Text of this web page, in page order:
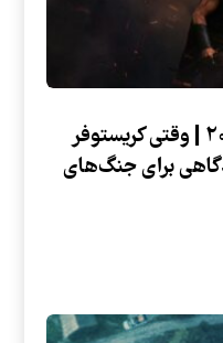
بررسی و نقد فیلم ادیسه ۲۰۲۶ | وقتی کریستوفر
برای جنگ‌های